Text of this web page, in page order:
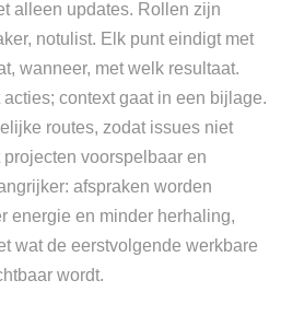
alleen updates. Rollen zijn
notulist. Elk punt eindigt met
wanneer, met welk resultaat.
context gaat in een bijlage.
routes, zodat issues niet
voorspelbaar en
afspraken worden
energie en minder herhaling,
wat de eerstvolgende werkbare
wordt.